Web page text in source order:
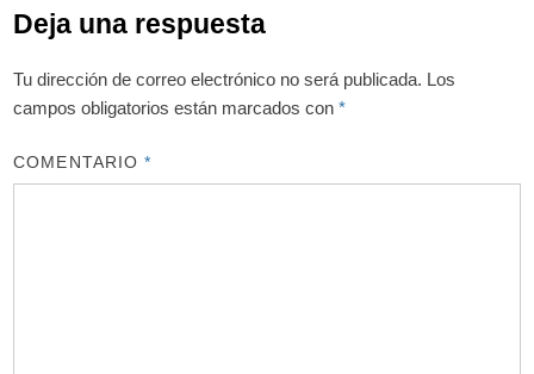
Deja una respuesta
Tu dirección de correo electrónico no será publicada. Los
campos obligatorios están marcados con*
COMENTARIO*